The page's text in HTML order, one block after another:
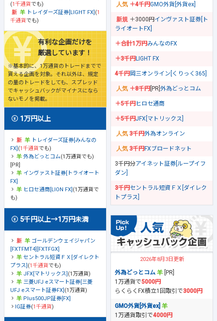
(1千通貨でも)
トレイダーズ証券[LIGHT FX] (1
千通貨でも)
有利な企画だけを
厳選しています！
※基本的に、1万通貨のトレードまでで
貰える企画を対象。それ以外は、規定
の量のトレードをしても、スプレッド
でキャッシュバックがマイナスになら
ないモノを掲載。
1万円以上
トレイダーズ証券[みんなの
FX] (1千通貨でも)
外為どっとコム(1万通貨でも)
[PR]
インヴァスト証券[トライオート
FX]
ヒロセ通商[LION FX] (1万通貨で
も)
5千円以上→1万円未満
ゴールデンウェイジャパン
[FXTFMT4][FXTFGX]
セントラル短資ＦＸ[ダイレクト
プラス] (1千通貨でも)
JFX[マトリックス] (1万通貨)
三菱UFJ eスマート証券[三菱
UFJ eスマート証券FX] (1万通貨)
Plus500JP証券[FX]
IG証券(1千通貨)
＋4千円GMO外貨[外貨ex]
＋3000円 インヴァスト証券[ト
ライオートFX]
＋合計1万円みんなのFX
＋3千円LIGHT FX
4千円岡三オンライン[くりっく365]
＋8千円 [PR] 外為どっとコム
＋5千円ヒロセ通商
＋5千円JFX[マトリックス]
3千円外為オンライン
3千円FXブロードネット
3千円分アイネット証券[ループイフ
ダン]
3千円セントラル短資ＦＸ[ダイレク
トプラス]
2026年8月3日更新
外為どっとコム
[PR]
1万通貨で5000円
らくらくFX積立1回取引で3000円
GMO外貨[外貨ex]
1万通貨取引で4000円